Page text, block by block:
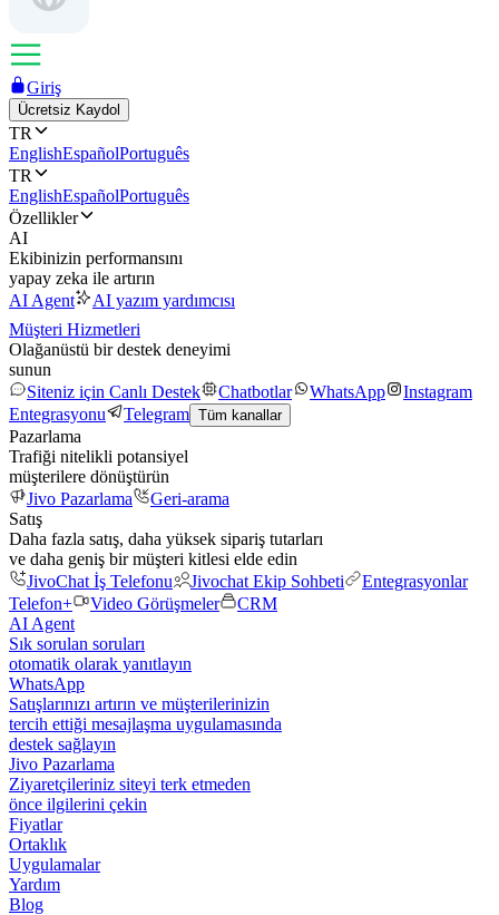
Giriş
Ücretsiz Kaydol
TR
EnglishEspañolPortuguês
TR
EnglishEspañolPortuguês
Özellikler
AI
Ekibinizin performansını
yapay zeka ile artırın
AI Agent
AI yazım yardımcısı
Müşteri Hizmetleri
Olağanüstü bir destek deneyimi
sunun
Siteniz için Canlı Destek
Chatbotlar WhatsApp
Instagram
Entegrasyonu
Telegram Tüm kanallar
Pazarlama
Trafiği nitelikli potansiyel
müşterilere dönüştürün
Jivo Pazarlama
Geri-arama
Satış
Daha fazla satış, daha yüksek sipariş tutarları
ve daha geniş bir müşteri kitlesi elde edin
JivoChat İş Telefonu
Jivochat Ekip Sohbeti
Entegrasyonlar
Telefon+
Video Görüşmeler
CRM
AI Agent
Sık sorulan soruları
otomatik olarak yanıtlayın
WhatsApp
Satışlarınızı artırın ve müşterilerinizin
tercih ettiği mesajlaşma uygulamasında
destek sağlayın
Jivo Pazarlama
Ziyaretçileriniz siteyi terk etmeden
önce ilgilerini çekin
Fiyatlar
Ortaklık
Uygulamalar
Yardım
Blog